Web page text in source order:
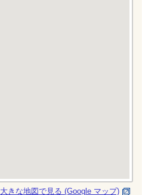
大きな地図で見る (Google マップ)